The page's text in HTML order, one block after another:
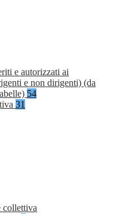
e autorizzati ai
e non dirigenti) (da
54
31
collettiva